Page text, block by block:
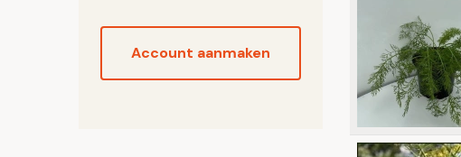
Account aanmaken